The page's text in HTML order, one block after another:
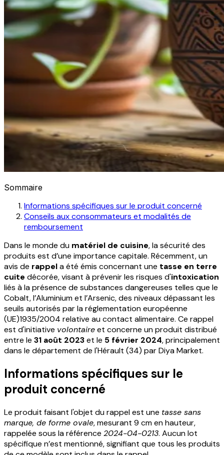
Sommaire
Informations spécifiques sur le produit concerné
Conseils aux consommateurs et modalités de
remboursement
Dans le monde du matériel de cuisine, la sécurité des
produits est d’une importance capitale. Récemment, un
avis de rappela été émis concernant une tasse en terre
cuite décorée, visant à prévenir les risques d'intoxication
liés à la présence de substances dangereuses telles que le
Cobalt, l’Aluminium et l’Arsenic, des niveaux dépassant les
seuils autorisés par la réglementation européenne
(UE)1935/2004 relative au contact alimentaire. Ce rappel
est d'initiative volontaireet concerne un produit distribué
entre le 31 août 2023et le 5 février 2024, principalement
dans le département de l'Hérault (34) par Diya Market.
Informations spécifiques sur le
produit concerné
Le produit faisant l'objet du rappel est une tasse sans
marque, de forme ovale, mesurant 9 cm en hauteur,
rappelée sous la référence 2024-04-0213. Aucun lot
spécifique n’est mentionné, signifiant que tous les produits